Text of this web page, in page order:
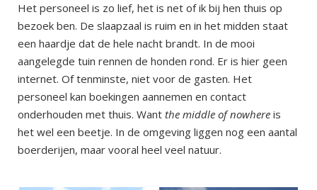
Het personeel is zo lief, het is net of ik bij hen thuis op
bezoek ben. De slaapzaal is ruim en in het midden staat
een haardje dat de hele nacht brandt. In de mooi
aangelegde tuin rennen de honden rond. Er is hier geen
internet. Of tenminste, niet voor de gasten. Het
personeel kan boekingen aannemen en contact
onderhouden met thuis. Want the middle of nowhere is
het wel een beetje. In de omgeving liggen nog een aantal
boerderijen, maar vooral heel veel natuur.